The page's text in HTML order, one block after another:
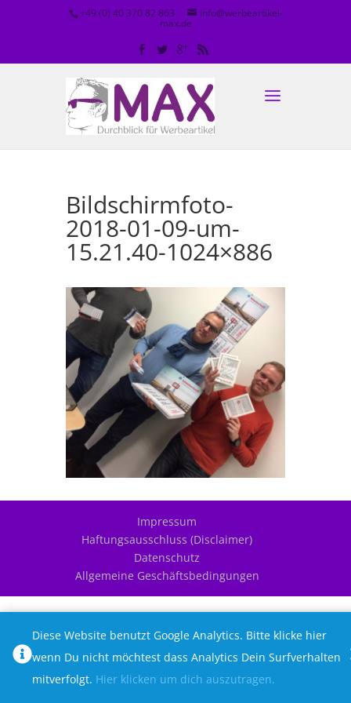
+49 (0) 40 370 82 863 info@werbeartikel-
max.de
Bildschirmfoto-
2018-01-09-um-
15.21.40-1024×886
Impressum
Haftungsausschluss (Disclaimer)
Datenschutz
Allgemeine Geschäftsbedingungen
Diese Website benutzt Google Analytics. Bitte klicke hier
wenn Du nicht möchtest dass Analytics Dein Surfverhalten
mitverfolgt. Hier klicken um dich auszutragen.